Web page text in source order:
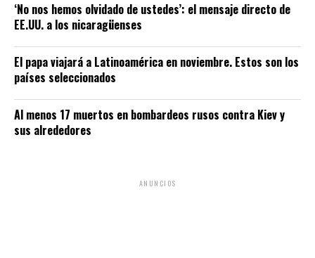
‘No nos hemos olvidado de ustedes’: el mensaje directo de
EE.UU. a los nicaragüenses
El papa viajará a Latinoamérica en noviembre. Estos son los
países seleccionados
Al menos 17 muertos en bombardeos rusos contra Kiev y
sus alrededores
ANUNCIOS